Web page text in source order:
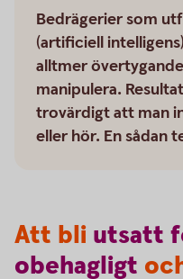
Bedrägerier som
(artificiell
alltmer
manipulera.
trovärdigt att man
eller hör. En sådan
Att bli utsatt
obehagligt